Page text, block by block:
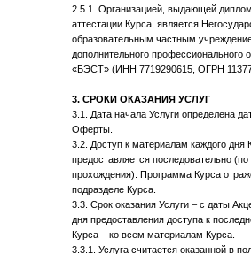
2.5.1. Организацией, выдающей
аттестации Курса, является
образовательным частным
дополнительного профессионального
«БЭСТ» (ИНН 7719290615, ОГРН
3. СРОКИ ОКАЗАНИЯ УСЛУГ
3.1. Дата начала Услуги определена
Оферты.
3.2. Доступ к материалам каждого дня
предоставляется последовательно
прохождения). Программа Курса
подразделе Курса.
3.3. Срок оказания Услуги – с даты
дня предоставления доступа к
Курса – ко всем материалам Курса.
3.3.1. Услуга считается оказанной в